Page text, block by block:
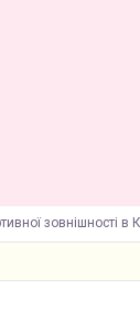
зовнішності